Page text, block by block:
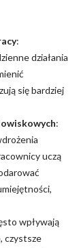
:
działania
się bardziej
:
uczą
wpływają
czystsze